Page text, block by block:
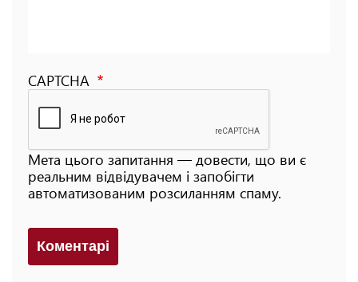
CAPTCHA
Мета цього запитання — довести, що ви є
реальним відвідувачем і запобігти
автоматизованим розсиланням спаму.
Коментарi